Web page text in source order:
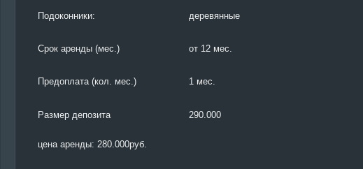
Подоконники: деревянные
Срок аренды (мес.) от 12 мес.
Предоплата (кол. мес.) 1 мес.
Размер депозита 290.000
цена аренды: 280.000руб.